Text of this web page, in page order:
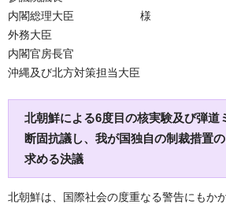
内閣総理大臣 様
外務大臣
内閣官房長官
沖縄及び北方対策担当大臣
北朝鮮による6度目の核実験及び弾道
断固抗議し、我が国独自の制裁措置
求める決議
北朝鮮は、国際社会の度重なる警告にもか